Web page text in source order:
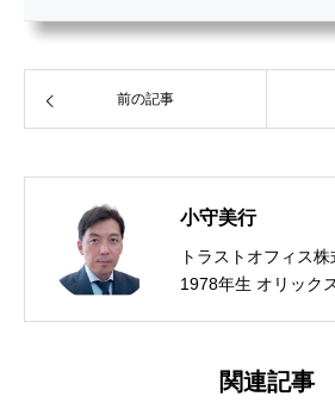
前の記事
小守美行
トラストオフィス
1978年生 オリック
フィスを設立。ラ
び保険代理店向け
関連記事